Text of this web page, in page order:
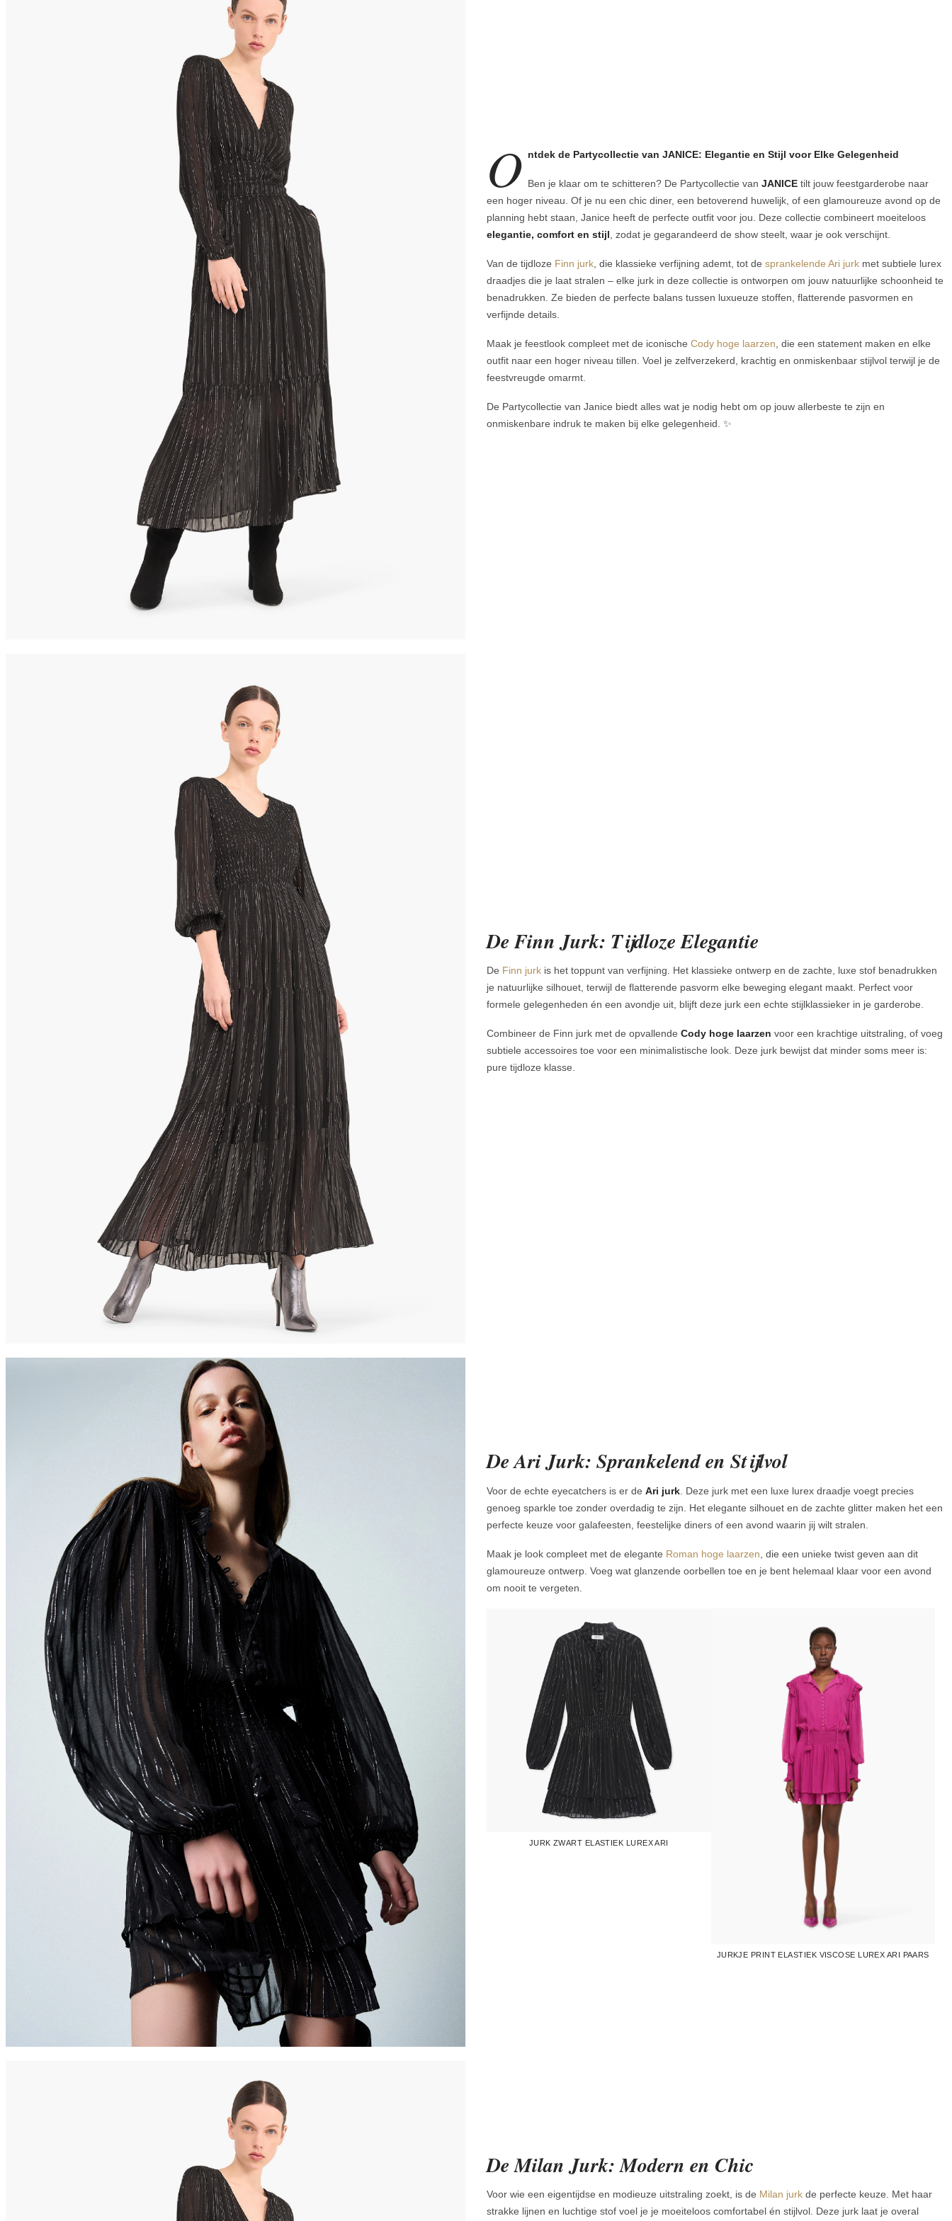
O ntdek de Partycollectie van JANICE: Elegantie en Stijl voor Elke Gelegenheid
Ben je klaar om te schitteren? De Partycollectie vanJANICE tilt jouw feestgarderobe naar
een hoger niveau. Of je nu een chic diner, een betoverend huwelijk, of een glamoureuze avond op de
planning hebt staan, Janice heeft de perfecte outfit voor jou. Deze collectie combineert moeiteloos
elegantie, comfort en stijl, zodat je gegarandeerd de show steelt, waar je ook verschijnt.
Van de tijdloze Finn jurk , die klassieke verfijning ademt, tot de sprankelende Ari jurk met subtiele lurex
draadjes die je laat stralen – elke jurk in deze collectie is ontworpen om jouw natuurlijke schoonheid te
benadrukken. Ze bieden de perfecte balans tussen luxueuze stoffen, flatterende pasvormen en
verfijnde details.
Maak je feestlook compleet met de iconische Cody hoge laarzen , die een statement maken en elke
outfit naar een hoger niveau tillen. Voel je zelfverzekerd, krachtig en onmiskenbaar stijlvol terwijl je de
feestvreugde omarmt.
De Partycollectie van Janice biedt alles wat je nodig hebt om op jouw allerbeste te zijn en
onmiskenbare indruk te maken bij elke gelegenheid. ✨
De Finn Jurk: Tijdloze Elegantie
De Finn jurk is het toppunt van verfijning. Het klassieke ontwerp en de zachte, luxe stof benadrukken
je natuurlijke silhouet, terwijl de flatterende pasvorm elke beweging elegant maakt. Perfect voor
formele gelegenheden én een avondje uit, blijft deze jurk een echte stijlklassieker in je garderobe.
Combineer de Finn jurk met de opvallende Cody hoge laarzen voor een krachtige uitstraling, of voeg
subtiele accessoires toe voor een minimalistische look. Deze jurk bewijst dat minder soms meer is:
pure tijdloze klasse.
De Ari Jurk: Sprankelend en Stijlvol
Voor de echte eyecatchers is er de Ari jurk . Deze jurk met een luxe lurex draadje voegt precies
genoeg sparkle toe zonder overdadig te zijn. Het elegante silhouet en de zachte glitter maken het een
perfecte keuze voor galafeesten, feestelijke diners of een avond waarin jij wilt stralen.
Maak je look compleet met de elegante Roman hoge laarzen , die een unieke twist geven aan dit
glamoureuze ontwerp. Voeg wat glanzende oorbellen toe en je bent helemaal klaar voor een avond
om nooit te vergeten.
JURK ZWART ELASTIEK LUREX ARI
JURKJE PRINT ELASTIEK VISCOSE LUREX ARI PAARS
De Milan Jurk: Modern en Chic
Voor wie een eigentijdse en modieuze uitstraling zoekt, is de Milan jurk de perfecte keuze. Met haar
strakke lijnen en luchtige stof voel je je moeiteloos comfortabel én stijlvol. Deze jurk laat je overal